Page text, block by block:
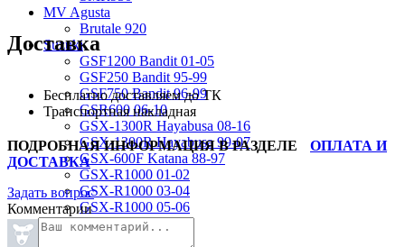
MV Agusta
Brutale 920
Suzuki
GSF1200 Bandit 01-05
GSF250 Bandit 95-99
GSF750 Bandit 96-99
GSR600 06-10
GSX-1300R Hayabusa 08-16
GSX-1300R Hayabusa 99-07
GSX-600F Katana 88-97
GSX-R1000 01-02
GSX-R1000 03-04
GSX-R1000 05-06
GSX-R1000 07-08
Доставка
Бесплатно доставляем до ТК
Транспортная накладная
ПОДРОБНАЯ ИНФОРМАЦИЯ В РАЗДЕЛЕ
ОПЛАТА И
ДОСТАВКА
Задать вопрос
Комментарии